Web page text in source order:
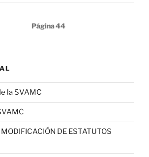
Página44
la SVAMC
DE ESTATUTOS